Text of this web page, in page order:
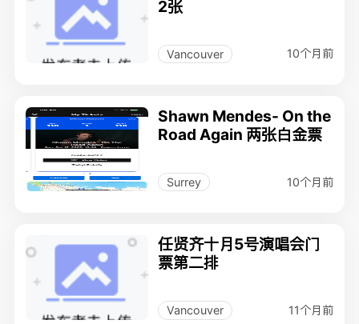
2张
Vancouver 10个月前
Shawn Mendes- On the
Road Again 两张白金票
Surrey 10个月前
任贤齐十月5号演唱会门
票第二排
Vancouver 11个月前